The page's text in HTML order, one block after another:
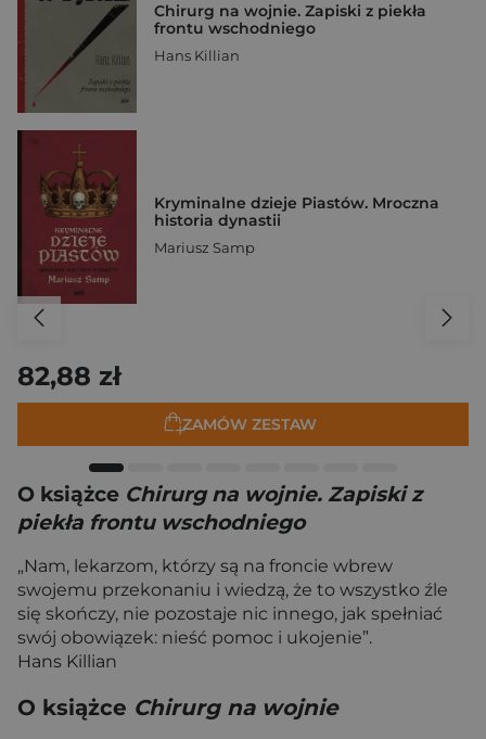
Chirurg na wojnie. Zapiski z piekła
frontu wschodniego
Hans Killian
Kryminalne dzieje Piastów. Mroczna
historia dynastii
Mariusz Samp
82,88 zł
ZAMÓW ZESTAW
O książce Chirurg na wojnie. Zapiski z
piekła frontu wschodniego
„Nam, lekarzom, którzy są na froncie wbrew
swojemu przekonaniu i wiedzą, że to wszystko źle
się skończy, nie pozostaje nic innego, jak spełniać
swój obowiązek: nieść pomoc i ukojenie”.
Hans Killian
O książce Chirurg na wojnie